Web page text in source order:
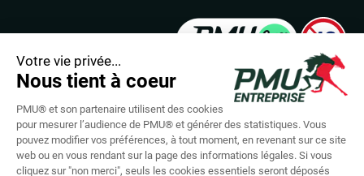
LES JEUX D’ARGENT ET DE HASARD PEUVENT
ÊTRE DANGEREUX : PERTES D’ARGENT, CONFLITS